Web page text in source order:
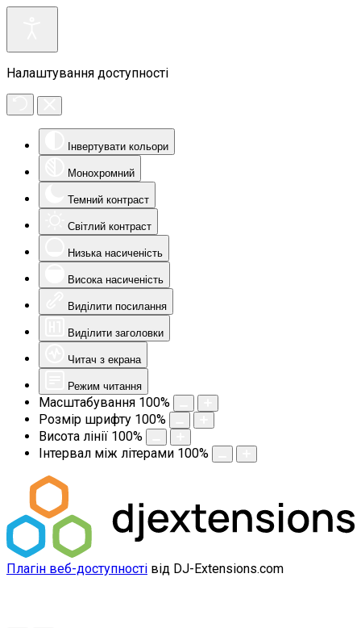
Налаштування доступності
Інвертувати кольори
Монохромний
Темний контраст
Світлий контраст
Низька насиченість
Висока насиченість
Виділити посилання
Виділити заголовки
Читач з екрана
Режим читання
Масштабування 100%
Розмір шрифту 100%
Висота лінії 100%
Інтервал між літерами 100%
Плагін веб-доступності від DJ-Extensions.com